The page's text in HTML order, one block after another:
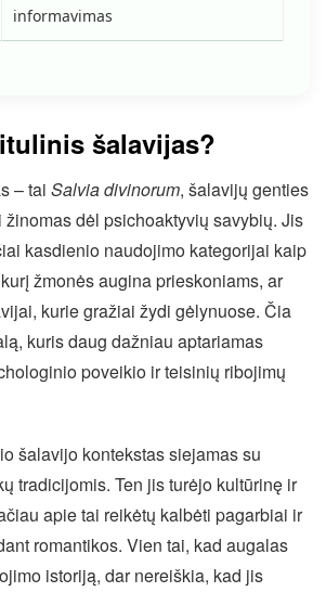
informavimas
šalavijas?
– tai Salvia divinorum, šalavijų genties
dėl psichoaktyvių savybių. Jis
kasdienio naudojimo kategorijai kaip
žmonės augina prieskoniams, ar
kurie gražiai žydi gėlynuose. Čia
kuris daug dažniau aptariamas
poveikio ir teisinių ribojimų
šalavijo kontekstas siejamas su
tradicijomis. Ten jis turėjo kultūrinę ir
apie tai reikėtų kalbėti pagarbiai ir
romantikos. Vien tai, kad augalas
istoriją, dar nereiškia, kad jis